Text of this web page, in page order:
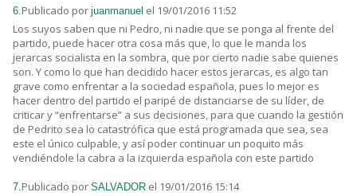
6. Publicado por juanmanuel el 19/01/2016 11:52
Los suyos saben que ni Pedro, ni nadie que se ponga al frente del
partido, puede hacer otra cosa más que, lo que le manda los
jerarcas socialista en la sombra, que por cierto nadie sabe quienes
son. Y como lo que han decidido hacer estos jerarcas, es algo tan
grave como enfrentar a la sociedad española, pues lo mejor es
hacer dentro del partido el paripé de distanciarse de su líder, de
criticar y “enfrentarse” a sus decisiones, para que cuando la gestión
de Pedrito sea lo catastrófica que está programada que sea, sea
este el único culpable, y así poder continuar un poquito más
vendiéndole la cabra a la izquierda española con este partido
7. Publicado por SALVADOR el 19/01/2016 15:14